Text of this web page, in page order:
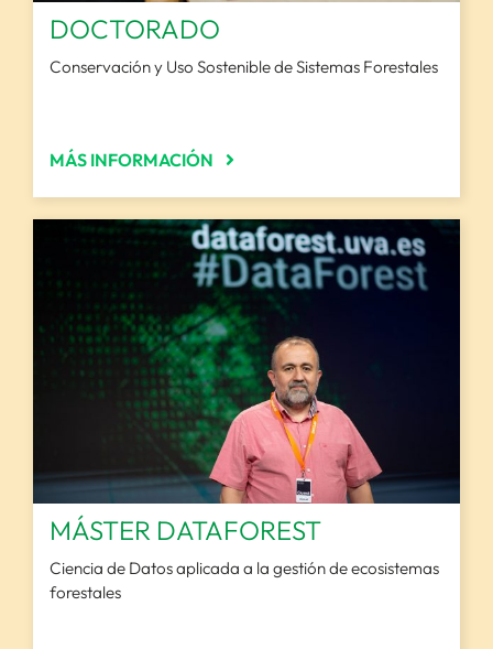
DOCTORADO
Conservación y Uso Sostenible de Sistemas Forestales
MÁS INFORMACIÓN
MÁSTER DATAFOREST
Ciencia de Datos aplicada a la gestión de ecosistemas
forestales